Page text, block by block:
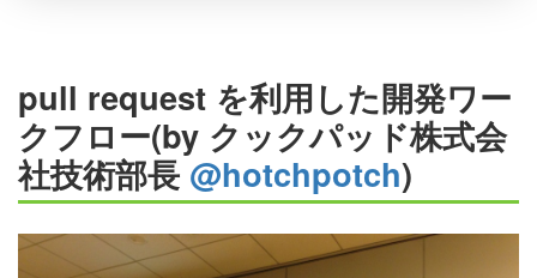
pull request を利用した開発ワー
クフロー(by クックパッド株式会
社技術部長 @hotchpotch)